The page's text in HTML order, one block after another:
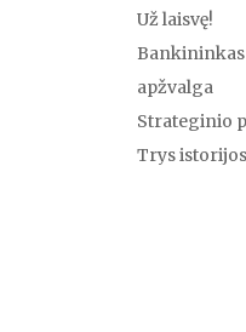
Už laisvę!
apžvalga
Strateginio
Trys